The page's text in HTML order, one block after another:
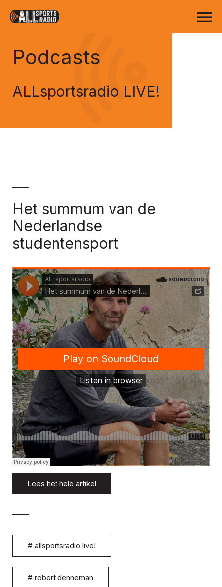
Podcasts
ALLsportsradio LIVE!
Het summum van de
Nederlandse
studentensport
Lees het hele artikel
# allsportsradio live!
# robert denneman